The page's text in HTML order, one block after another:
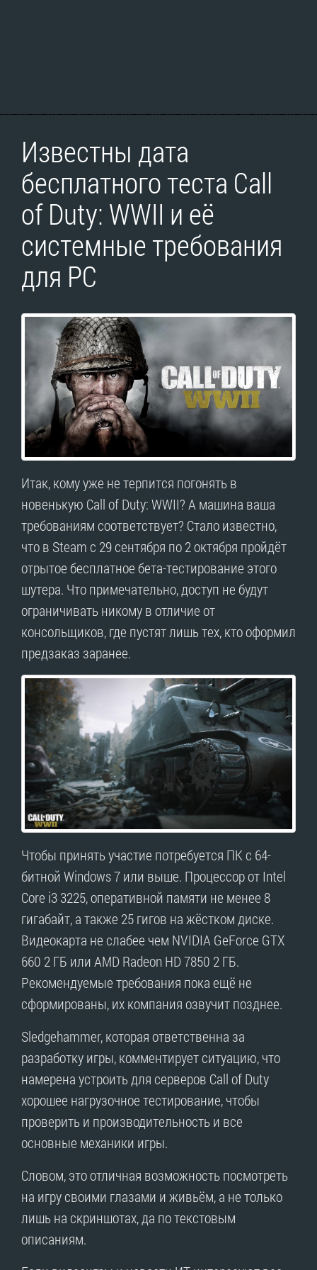
Известны дата
бесплатного теста Call
of Duty: WWII и её
системные требования
для PC
Итак, кому уже не терпится погонять в
новенькую Call of Duty: WWII? А машина ваша
требованиям соответствует? Стало известно,
что в Steam с 29 сентября по 2 октября пройдёт
отрытое бесплатное бета-тестирование этого
шутера. Что примечательно, доступ не будут
ограничивать никому в отличие от
консольщиков, где пустят лишь тех, кто оформил
предзаказ заранее.
Чтобы принять участие потребуется ПК с 64-
битной Windows 7 или выше. Процессор от Intel
Core i3 3225, оперативной памяти не менее 8
гигабайт, а также 25 гигов на жёстком диске.
Видеокарта не слабее чем NVIDIA GeForce GTX
660 2 ГБ или AMD Radeon HD 7850 2 ГБ.
Рекомендуемые требования пока ещё не
сформированы, их компания озвучит позднее.
Sledgehammer, которая ответственна за
разработку игры, комментирует ситуацию, что
намерена устроить для серверов Call of Duty
хорошее нагрузочное тестирование, чтобы
проверить и производительность и все
основные механики игры.
Словом, это отличная возможность посмотреть
на игру своими глазами и живьём, а не только
лишь на скриншотах, да по текстовым
описаниям.